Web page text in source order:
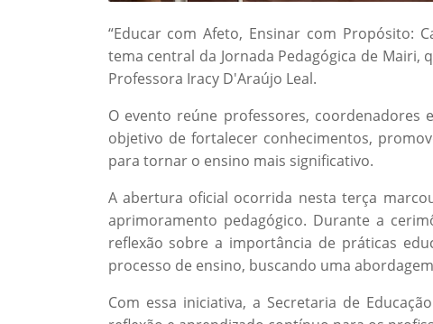
“Educar com Afeto, Ensinar com Propósito:
tema central da Jornada Pedagógica de Mairi,
Professora Iracy D'Araújo Leal.
O evento reúne professores,
objetivo de fortalecer conhecimentos,
para tornar o ensino mais significativo.
A abertura oficial ocorrida nesta terça
aprimoramento pedagógico. Durante a
reflexão sobre a importância de práticas
processo de ensino, buscando uma
Com essa iniciativa, a Secretaria de